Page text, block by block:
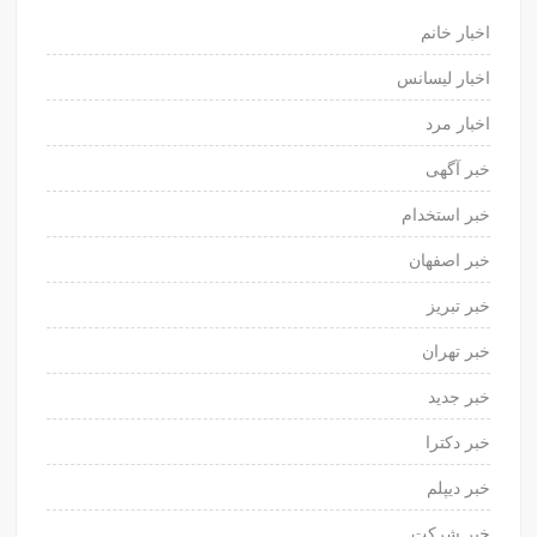
اخبار خانم
اخبار لیسانس
اخبار مرد
خبر آگهی
خبر استخدام
خبر اصفهان
خبر تبریز
خبر تهران
خبر جدید
خبر دکترا
خبر دیپلم
خبر شرکت